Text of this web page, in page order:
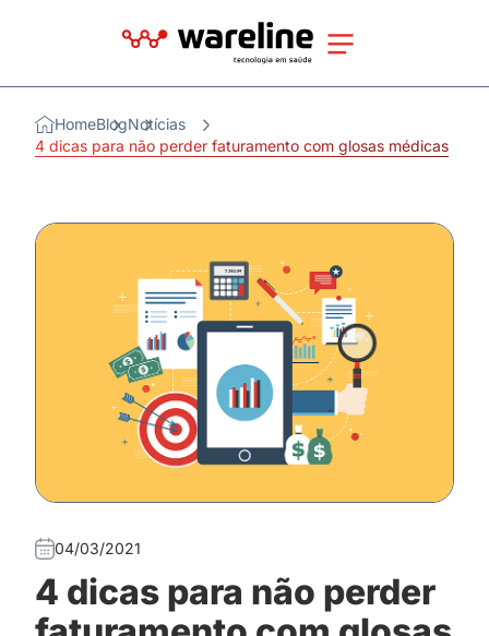
HomeBlogNotícias
4 dicas para não perder faturamento com glosas médicas
04/03/2021
4 dicas para não perder